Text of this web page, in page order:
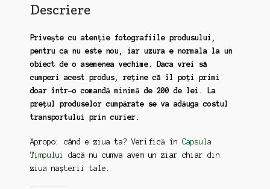
Descriere
Privește cu atenție fotografiile produsului,
pentru ca nu este nou, iar uzura e normala la un
obiect de o asemenea vechime. Daca vrei să
cumperi acest produs, reține că îl poți primi
doar într-o comandă minimă de 200 de lei. La
prețul produselor cumpărate se va adăuga costul
transportului prin curier.
Apropo: când e ziua ta? Verifică în Capsula
Timpului
dacă nu cumva avem un ziar chiar din
ziua nașterii tale.